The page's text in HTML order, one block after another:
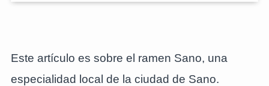
Este artículo es sobre el ramen Sano, una
especialidad local de la ciudad de Sano.